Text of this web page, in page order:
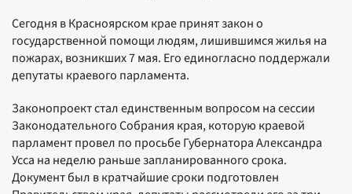
Сегодня в Красноярском крае принят закон о
государственной помощи людям, лишившимся жилья на
пожарах, возникших 7 мая. Его единогласно поддержали
депутаты краевого парламента.
Законопроект стал единственным вопросом на сессии
Законодательного Собрания края, которую краевой
парламент провел по просьбе Губернатора Александра
Усса на неделю раньше запланированного срока.
Документ был в кратчайшие сроки подготовлен